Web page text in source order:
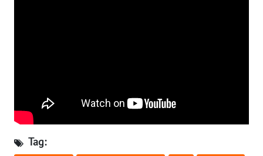
Tag:
SULTENG
SULBAR